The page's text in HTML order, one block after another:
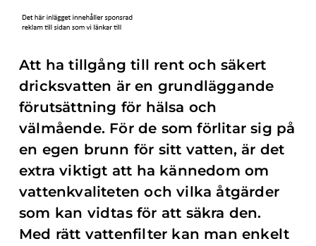
Att ha tillgång till rent och säkert
dricksvatten är en grundläggande
förutsättning för hälsa och
välmående. För de som förlitar sig på
en egen brunn för sitt vatten, är det
extra viktigt att ha kännedom om
vattenkvaliteten och vilka åtgärder
som kan vidtas för att säkra den.
Med rätt vattenfilter kan man enkelt